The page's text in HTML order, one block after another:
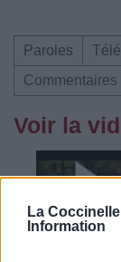
La
Information
Paroles
Commentaires
Voir la